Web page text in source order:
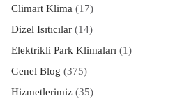
Climart Klima (17)
Dizel Isıtıcılar(14)
Elektrikli Park Klimaları (1)
Genel Blog (375)
Hizmetlerimiz(35)